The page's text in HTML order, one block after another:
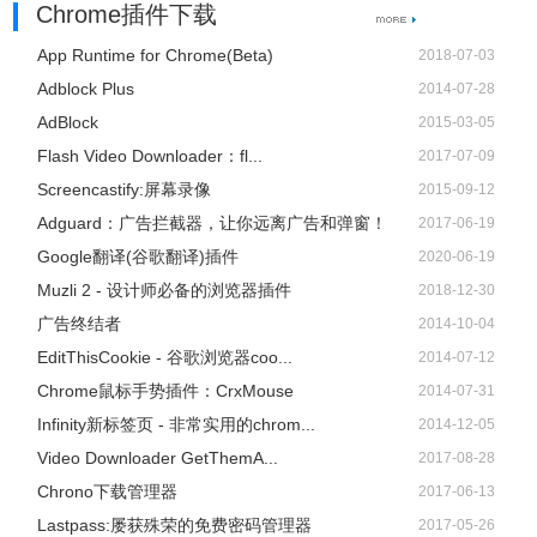
Chrome插件下载
App Runtime for Chrome(Beta) 2018-07-03
Adblock Plus 2014-07-28
AdBlock 2015-03-05
Flash Video Downloader：fl... 2017-07-09
Screencastify:屏幕录像 2015-09-12
Adguard：广告拦截器，让你远离广告和弹窗！ 2017-06-19
Google翻译(谷歌翻译)插件 2020-06-19
Muzli 2 - 设计师必备的浏览器插件 2018-12-30
广告终结者 2014-10-04
EditThisCookie - 谷歌浏览器coo... 2014-07-12
Chrome鼠标手势插件：CrxMouse 2014-07-31
Infinity新标签页 - 非常实用的chrom... 2014-12-05
Video Downloader GetThemA... 2017-08-28
Chrono下载管理器 2017-06-13
Lastpass:屡获殊荣的免费密码管理器 2017-05-26